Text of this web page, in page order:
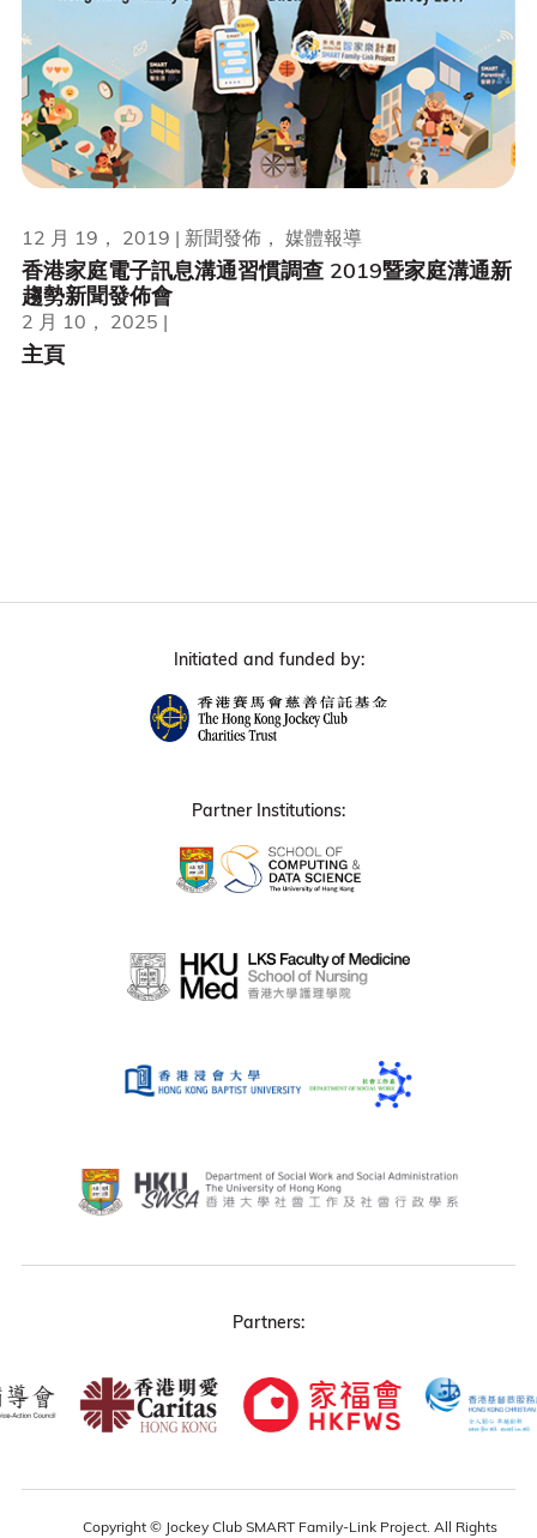
香港家庭電子訊息溝通習慣調查 2019暨家庭溝通新
趨勢新聞發佈會
12 月 19， 2019 | 新聞發佈， 媒體報導
主頁
2 月 10， 2025 |
Initiated and funded by:
Partner Institutions:
Partners:
Copyright © Jockey Club SMART Family-Link Project. All Rights